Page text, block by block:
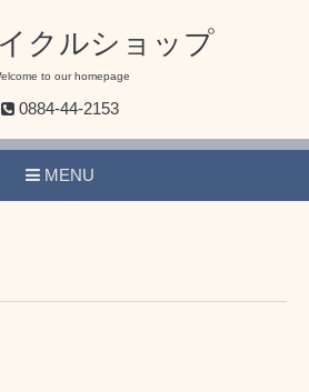
クルショップ
to our homepage
0884-44-2153
MENU